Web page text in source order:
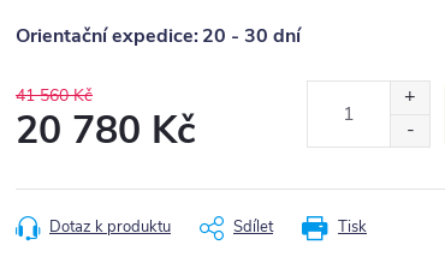
20 - 30 dní
41 560 Kč
20 780 Kč
cena:
Tisk
Dotaz k produktu Sdílet